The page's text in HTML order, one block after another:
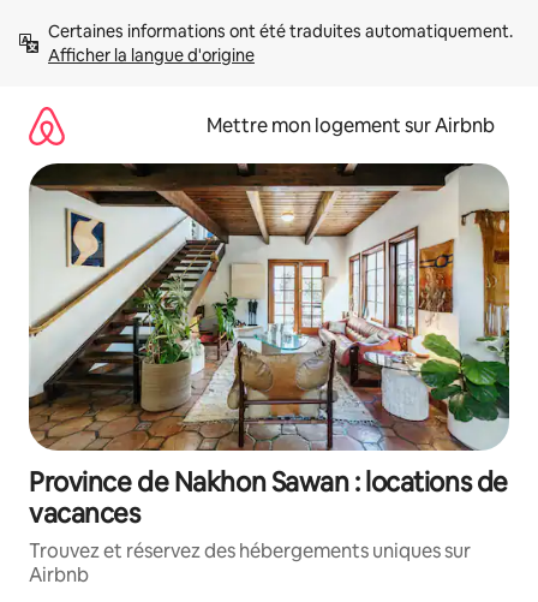
directement
Afficher la langue d'origine
Mettre mon logement sur Airbnb
Province de Nakhon Sawan : locations de
vacances
Trouvez et réservez des hébergements uniques sur
Airbnb